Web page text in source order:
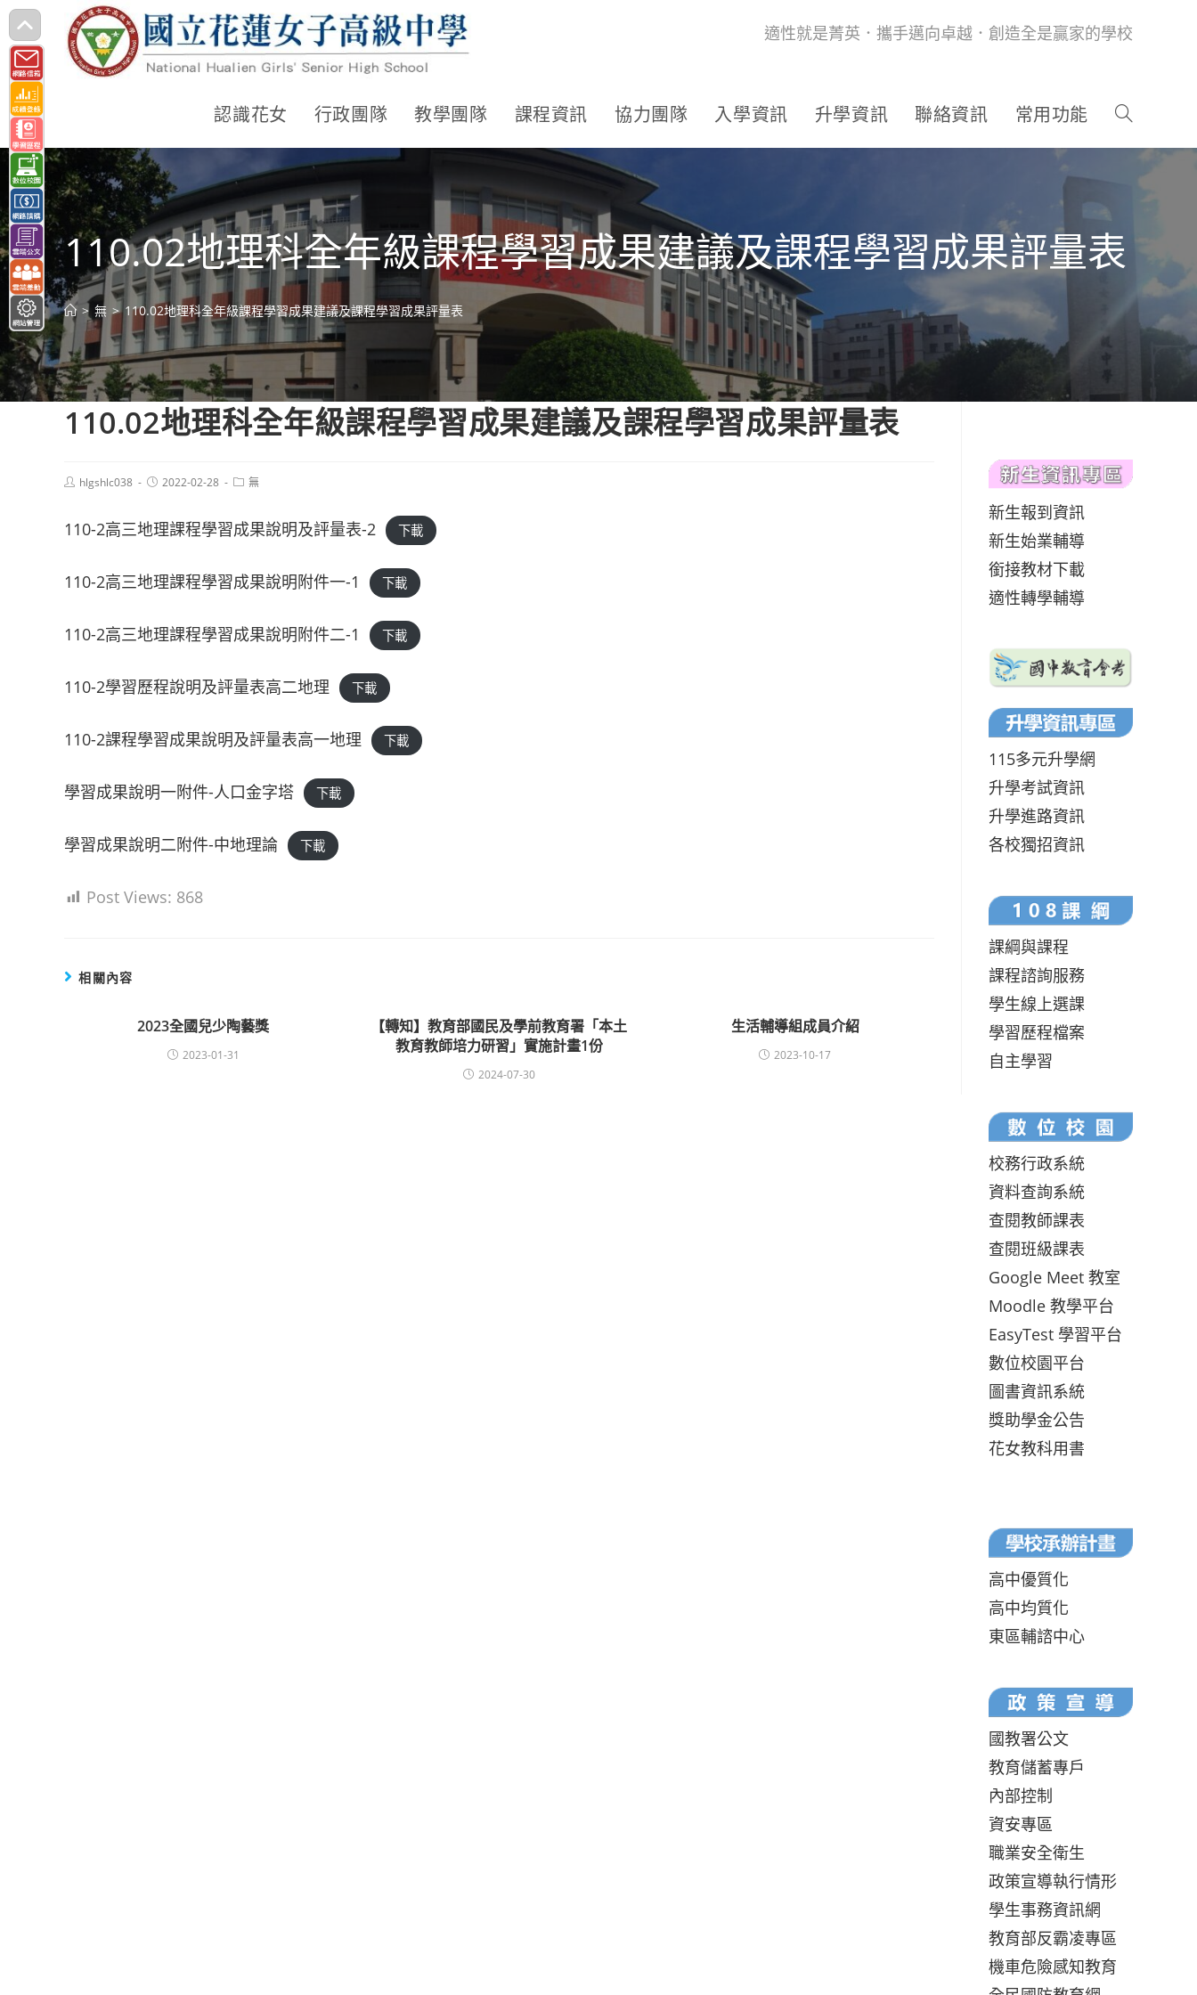
跳
轉
至
主
要
內
容
適性就是菁英．攜手邁向卓越．創造全是贏家的學校
認識花女 行政團隊 教學團隊 課程資訊 協力團隊 入學資訊 升學資訊 聯絡資訊 常用功能
110.02地理科全年級課程學習成果建議及課程學習成果評量表
> 無 > 110.02地理科全年級課程學習成果建議及課程學習成果評量表
110.02地理科全年級課程學習成果建議及課程學習成果評量表
Posthlgshlc038
Post2022-02-28
Post無
110-2高三地理課程學習成果說明及評量表-2 下載
110-2高三地理課程學習成果說明附件一-1 下載
110-2高三地理課程學習成果說明附件二-1 下載
110-2學習歷程說明及評量表高二地理 下載
110-2課程學習成果說明及評量表高一地理 下載
學習成果說明一附件-人口金字塔 下載
學習成果說明二附件-中地理論 下載
Post Views: 868
相關內容
2023全國兒少陶藝獎
2023-01-31
【轉知】教育部國民及學前教育署「本土
教育教師培力研習」實施計畫1份
2024-07-30
生活輔導組成員介紹
2023-10-17
新生報到資訊
新生始業輔導
銜接教材下載
適性轉學輔導
115多元升學網
升學考試資訊
升學進路資訊
各校獨招資訊
課綱與課程
課程諮詢服務
學生線上選課
學習歷程檔案
自主學習
校務行政系統
資料查詢系統
查閱教師課表
查閱班級課表
Google Meet 教室
Moodle 教學平台
EasyTest 學習平台
數位校園平台
圖書資訊系統
獎助學金公告
花女教科用書
高中優質化
高中均質化
東區輔諮中心
國教署公文
教育儲蓄專戶
內部控制
資安專區
職業安全衛生
政策宣導執行情形
學生事務資訊網
教育部反霸凌專區
機車危險感知教育